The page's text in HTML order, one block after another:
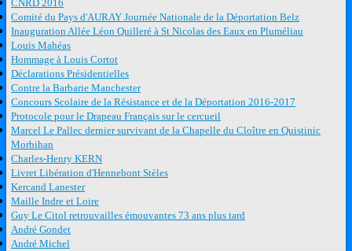
CNRD 2016
Comité du Pays d'AURAY Journée Nationale de la Déportation Belz
Inauguration Allée Léon Quilleré à St Nicolas des Eaux en Pluméliau
Louis Mahéas
Hommage à Louis Cortot
Déclarations Présidentielles
Contre la Barbarie Manchester
Concours Scolaire de la Résistance et de la Déportation 2016-2017
Protocole pour le Drapeau Français sur le cercueil
Marcel Le Pallec dernier survivant de la Chapelle du Cloître en Quistinic
Morbihan
Charles-Henry KERN
Livret Libération d'Hennebont Stèles
Kercand Lanester
Maille Indre et Loire
Guy Le Citol retrouvailles émouvantes 73 ans plus tard
André Gondet
André Michel